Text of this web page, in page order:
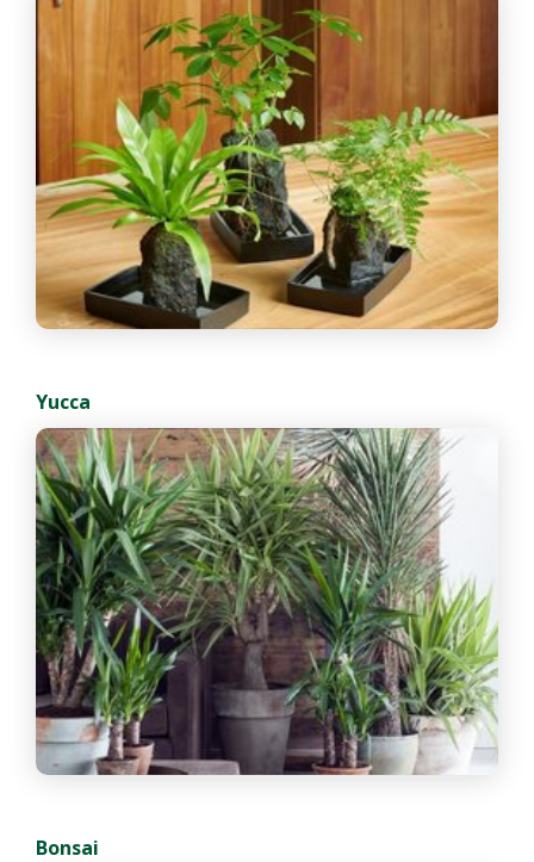
Yucca
Bonsai